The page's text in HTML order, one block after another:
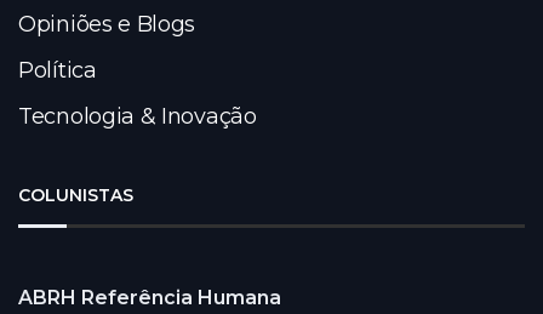
Opiniões e Blogs
Política
Tecnologia & Inovação
COLUNISTAS
ABRH Referência Humana